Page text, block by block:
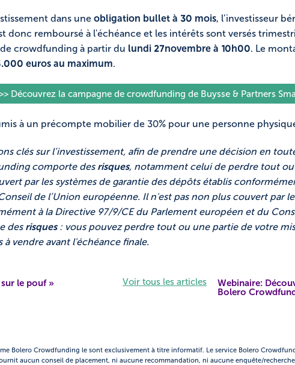
dans une obligation bullet à 30 mois, l’investisseur
donc remboursé à l'échéance et les intérêts sont versés
crowdfunding à partir du lundi 27novembre à 10h00. Le
euros au maximum.
>> Découvrez la campagne de crowdfunding de Buysse & Partners
à un précompte mobilier de 30% pour une personne
clés sur l’investissement, afin de prendre une décision en
comporte des risques, notamment celui de perdre tout
par les systèmes de garantie des dépôts établis
de l’Union européenne. Il n'est pas non plus couvert par
à la Directive 97/9/CE du Parlement européen et du
des risques: vous pouvez perdre tout ou une partie de votre
vendre avant l'échéance finale.
le pouf »
Voir tous les articles
Webinaire:
Bolero
Bolero Crowdfunding le sont exclusivement à titre informatif. Le service Bolero
aucun conseil de placement, ni aucune recommandation, ni aucune enquête/